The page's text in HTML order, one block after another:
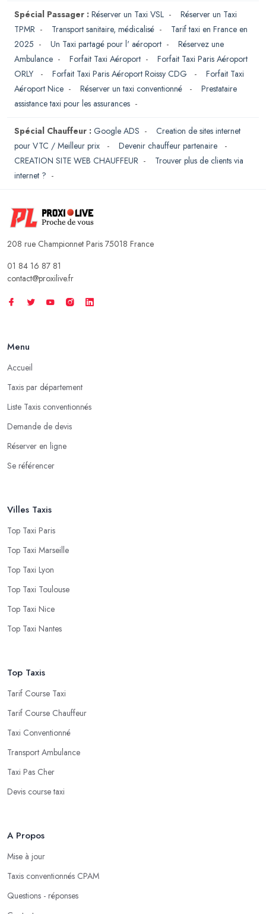
Spécial Passager : Réserver un Taxi VSL - Réserver un Taxi
TPMR - Transport sanitaire, médicalisé - Tarif taxi en France en
2025 - Un Taxi partagé pour l' aéroport - Réservez une
Ambulance - Forfait Taxi Aéroport - Forfait Taxi Paris Aéroport
ORLY
- Forfait Taxi Paris Aéroport Roissy CDG - Forfait Taxi
Aéroport Nice - Réserver un taxi conventionné - Prestataire
assistance taxi pour les assurances -
Spécial Chauffeur : Google ADS - Creation de sites internet
pour VTC / Meilleur prix
- Devenir chauffeur partenaire
-
CREATION SITE WEB CHAUFFEUR - Trouver plus de clients via
internet ? -
208 rue Championnet Paris 75018 France
01 84 16 87 81
contact@proxilive.fr
Menu
Accueil
Taxis par département
Liste Taxis conventionnés
Demande de devis
Réserver en ligne
Se référencer
Villes Taxis
Top Taxi Paris
Top Taxi Marseille
Top Taxi Lyon
Top Taxi Toulouse
Top Taxi Nice
Top Taxi Nantes
Top Taxis
Tarif Course Taxi
Tarif Course Chauffeur
Taxi Conventionné
Transport Ambulance
Taxi Pas Cher
Devis course taxi
A Propos
Mise à jour
Taxis conventionnés CPAM
Questions - réponses